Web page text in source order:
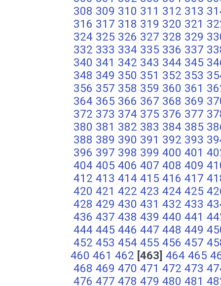
308 309 310 311 312 313
316 317 318 319 320 321
324 325 326 327 328 329
332 333 334 335 336 337
340 341 342 343 344 345
348 349 350 351 352 353
356 357 358 359 360 361
364 365 366 367 368 369
372 373 374 375 376 377
380 381 382 383 384 385
388 389 390 391 392 393
396 397 398 399 400 401
404 405 406 407 408 409
412 413 414 415 416 417
420 421 422 423 424 425
428 429 430 431 432 433
436 437 438 439 440 441
444 445 446 447 448 449
452 453 454 455 456 457
460 461 462 [463] 464 465
468 469 470 471 472 473
476 477 478 479 480 481